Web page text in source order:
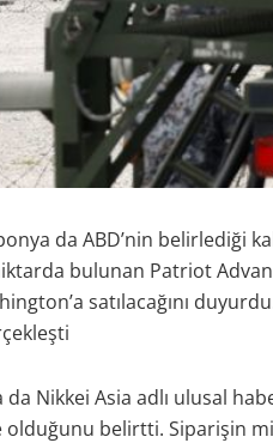
da ABD’nin belirlediği
bulunan Patriot
satılacağını
Nikkei Asia adlı ulusal
olduğunu belirtti. Siparişin